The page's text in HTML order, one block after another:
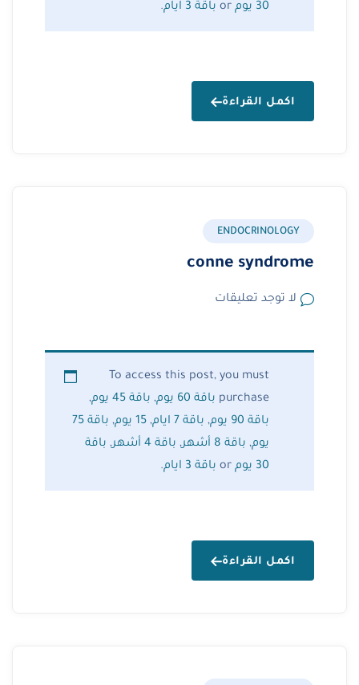
30 يوم
باقة 3 ايام .
اكمل القراءة
ENDOCRINOLOGY
conne syndrome
لا توجد تعليقات
To access this post, you must
purchase باقة 60 يوم , باقة 45 يوم
,
باقة 90 يوم
, باقة 7 ايام , 15 يوم ,
باقة 75
يوم, باقة 8 أشهر , باقة 4 أشهر , باقة
30 يوم
باقة 3 ايام .
اكمل القراءة